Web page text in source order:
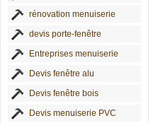
rénovation menuiserie
devis porte-fenêtre
Entreprises menuiserie
Devis fenêtre alu
Devis fenêtre bois
Devis menuiserie PVC